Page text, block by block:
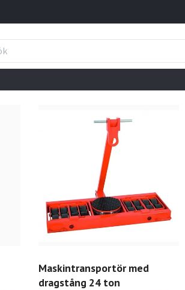
Maskintransportör med
dragstång 24 ton